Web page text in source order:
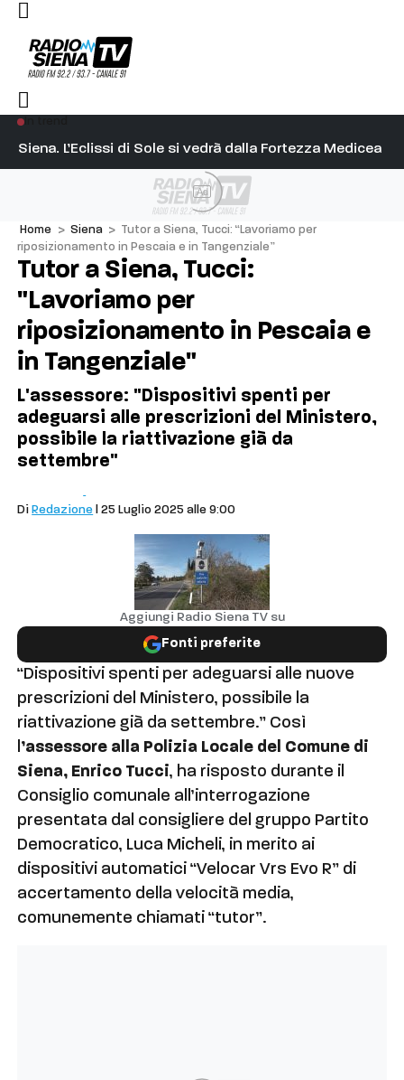
Siena. L’Eclissi di Sole si vedrà dalla Fortezza Medicea
su Diosu sono state poco corrette”
Ad
Home > Siena > Tutor a Siena, Tucci: “Lavoriamo per
riposizionamento in Pescaia e in Tangenziale”
Tutor a Siena, Tucci:
"Lavoriamo per
riposizionamento in Pescaia e
in Tangenziale"
L'assessore: "Dispositivi spenti per
adeguarsi alle prescrizioni del Ministero,
possibile la riattivazione già da
settembre"
Di Redazione | 25 Luglio 2025 alle 9:00
Aggiungi Radio Siena TV su
Fonti preferite
“Dispositivi spenti per adeguarsi alle nuove
prescrizioni del Ministero, possibile la
riattivazione già da settembre.” Così
’assessore alla Polizia Locale del Comune di
Siena, Enrico Tucci, ha risposto durante il
Consiglio comunale all’interrogazione
presentata dal consigliere del gruppo Partito
Democratico, Luca Micheli, in merito ai
dispositivi automatici “Velocar Vrs Evo R” di
accertamento della velocità media,
comunemente chiamati “tutor”.